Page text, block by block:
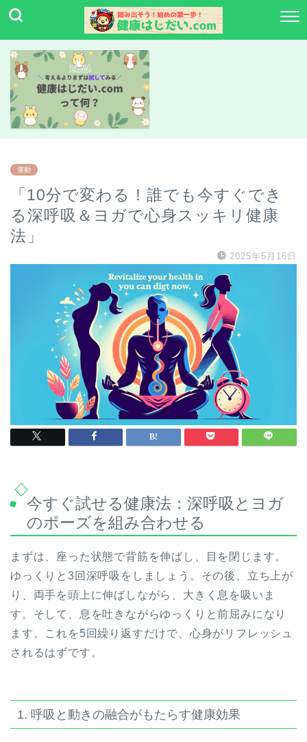
運動
「10分で変わる！誰でも今すぐでき
る深呼吸＆ヨガで心身スッキリ健康
法」
2025年5月16日
今すぐ試せる健康法：深呼吸とヨガ
のポーズを組み合わせる
まずは、座った状態で背筋を伸ばし、目を閉じます。
ゆっくりと3回深呼吸をしましょう。その後、立ち上が
り、両手を頭上に伸ばしながら、大きく息を吸いま
す。そして、息を吐きながらゆっくりと前屈みになり
ます。これを5回繰り返すだけで、心身がリフレッシュ
されるはずです。
1. 呼吸と動きの融合がもたらす健康効果